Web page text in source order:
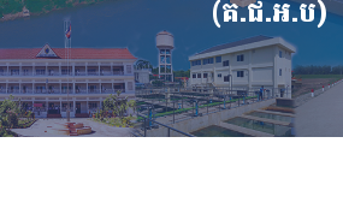
(គ.ជ.អ.ប)